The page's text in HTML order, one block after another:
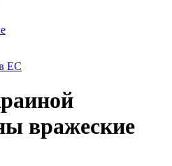
ЕС
вражеские